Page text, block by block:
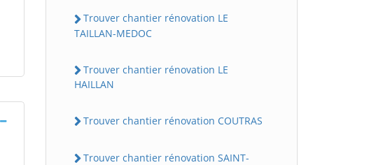
Trouver chantier rénovation LE
TAILLAN-MEDOC
Trouver chantier rénovation LE
HAILLAN
Trouver chantier rénovation COUTRAS
Trouver chantier rénovation SAINT-